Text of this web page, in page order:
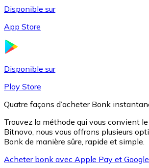
Disponible sur
App Store
Disponible sur
Play Store
Quatre façons d’acheter Bonk
Trouvez la méthode qui vous convient
Bitnovo, nous vous offrons plusieurs
Bonk de manière sûre, rapide et simple.
Acheter bonk avec Apple Pay et